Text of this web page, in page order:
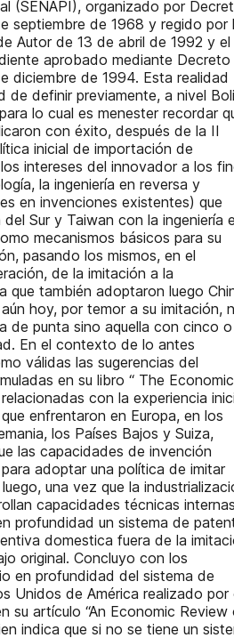
(SENAPI), organizado por
septiembre de 1968 y regido por
Autor de 13 de abril de 1992 y el
aprobado mediante Decreto
diciembre de 1994. Esta realidad
de definir previamente, a nivel
lo cual es menester recordar
con éxito, después de la II
inicial de importación de
intereses del innovador a los
la ingeniería en reversa y
en invenciones existentes) que
Sur y Taiwan con la ingeniería
mecanismos básicos para su
pasando los mismos, en el
de la imitación a la
que también adoptaron luego
hoy, por temor a su imitación,
de punta sino aquella con cinco o
En el contexto de lo antes
válidas las sugerencias del
en su libro “ The
con la experiencia
enfrentaron en Europa, en los
los Países Bajos y Suiza,
las capacidades de invención
adoptar una política de imitar
una vez que la
capacidades técnicas
profundidad un sistema de
domestica fuera de la
original. Concluyo con los
en profundidad del sistema de
Unidos de América realizado por
su artículo “An Economic Review
indica que si no se tiene un